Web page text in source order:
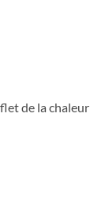
de la